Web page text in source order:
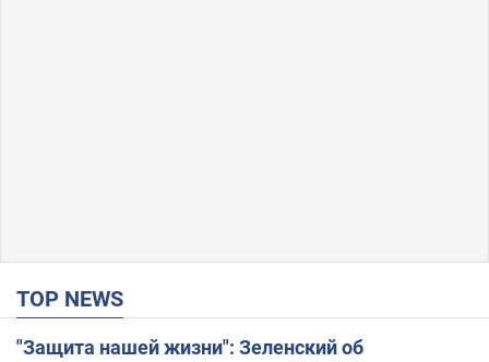
TOP NEWS
"Защита нашей жизни": Зеленский об